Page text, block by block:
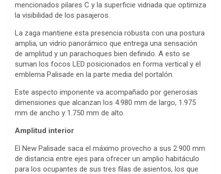
mencionados pilares C y la superficie vidriada que optimiza
la visibilidad de los pasajeros.
La zaga mantiene esta presencia robusta con una postura
amplia, un vidrio panorámico que entrega una sensación
de amplitud y un parachoques bien definido. A esto se
suman los focos LED posicionados en forma vertical y el
emblema Palisade en la parte media del portalón.
Este aspecto imponente va acompañado por generosas
dimensiones que alcanzan los 4.980 mm de largo, 1.975
mm de ancho y 1.750 mm de alto.
Amplitud interior
El New Palisade saca el máximo provecho a sus 2.900 mm
de distancia entre ejes para ofrecer un amplio habitáculo
para los ocupantes de sus tres filas de asientos, los que